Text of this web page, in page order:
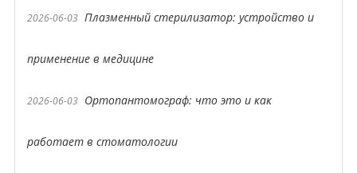
2026-06-03 Плазменный стерилизатор: устройство и
применение в медицине
2026-06-03 Ортопантомограф: что это и как
работает в стоматологии